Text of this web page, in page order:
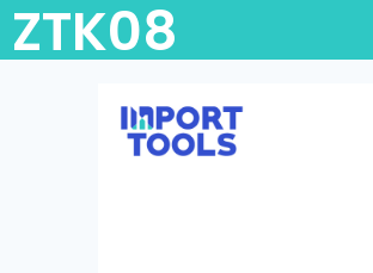
ZTK08